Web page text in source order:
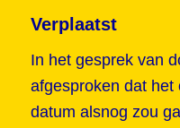
Verplaatst
In het gesprek van
afgesproken dat het
datum alsnog zou